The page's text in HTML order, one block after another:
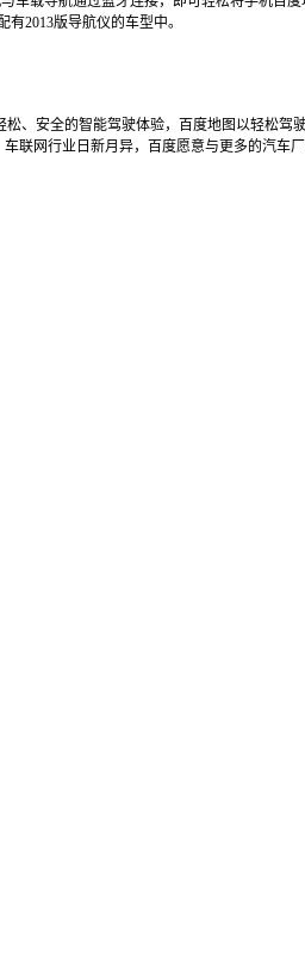
2013版导航仪的车型中。
、安全的智能驾驶体验，百度地图以轻松驾
网行业日新月异，百度愿意与更多的汽车厂